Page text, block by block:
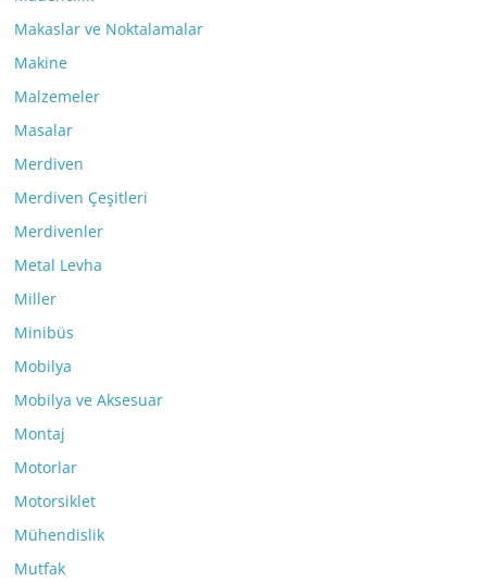
Makaslar ve Noktalamalar
Makine
Malzemeler
Masalar
Merdiven
Merdiven Çeşitleri
Merdivenler
Metal Levha
Miller
Minibüs
Mobilya
Mobilya ve Aksesuar
Montaj
Motorlar
Motorsiklet
Mühendislik
Mutfak